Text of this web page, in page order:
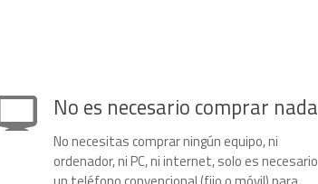
No es necesario comprar nada
No necesitas comprar ningún equipo, ni
ordenador, ni PC, ni internet, solo es necesario